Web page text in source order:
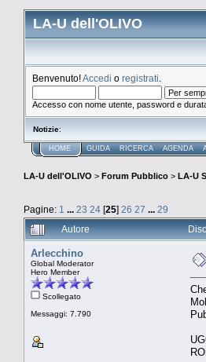
LA-U dell'OLIVO
Benvenuto!Accedi o registrati
Accesso con nome utente, password e
Notizie:
HOME GUIDA RICERCA AGENDA
LA-U dell'OLIVO > Forum Pubblico > LA-U
Pagine: 1 ... 23 24 [25] 26 27 ... 29
Autore
Arlecchino
Global Moderator
Hero Member
Scollegato
Messaggi: 7.790